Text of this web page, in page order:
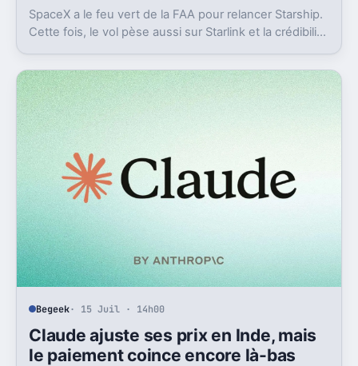
SpaceX a le feu vert de la FAA pour relancer Starship.
Cette fois, le vol pèse aussi sur Starlink et la crédibilité
Begeek· 15 Juil · 14h00
Claude ajuste ses prix en Inde, mais
le paiement coince encore là-bas